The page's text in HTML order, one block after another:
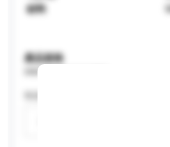
材料
產品規格